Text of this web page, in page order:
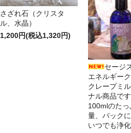
さざれ石（クリスタ
ル、水晶）
1,200円(税込1,320円)
セージ
エネルギー
クレープミ
ナル商品で
100mlのた
量、バック
いつでも浄